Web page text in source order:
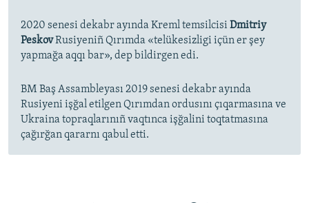
2020 senesi dekabr ayında Kreml temsilcisi Dmitriy
PeskovRusiyeniñ Qırımda «telükesizligi içün er şey
yapmağa aqqı bar», dep bildirgen edi.
BM Baş Assambleyası 2019 senesi dekabr ayında
Rusiyeni işğal etilgen Qırımdan ordusını çıqarmasına ve
Ukraina topraqlarınıñ vaqtınca işğalini toqtatmasına
çağırğan qararnı qabul etti.